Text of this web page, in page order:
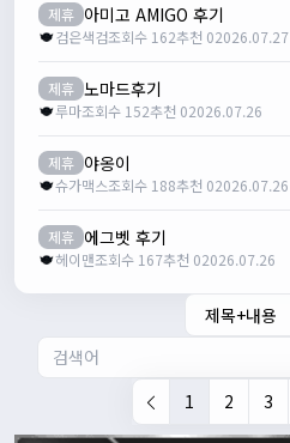
제휴 아미고 AMIGO 후기
검은색검조회수 162추천 02026.07.27
제휴 노마드후기
루마조회수 152추천 02026.07.26
제휴 야옹이
슈가맥스조회수 188추천 02026.07.26
제휴 에그벳 후기
헤이맨조회수 167추천 02026.07.26
1
2 3